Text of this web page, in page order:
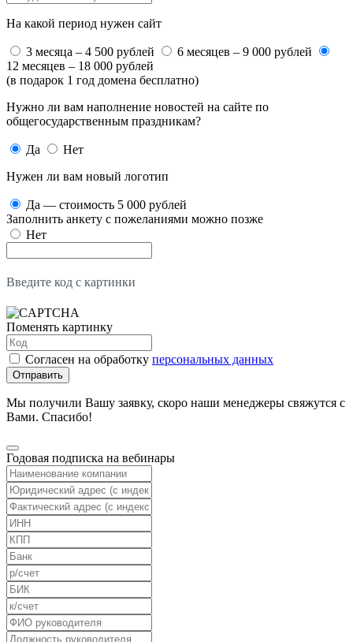
На какой период нужен сайт
3 месяца – 4 500 рублей
6 месяцев – 9 000 рублей
12 месяцев – 18 000 рублей
(в подарок 1 год домена бесплатно)
Нужно ли вам наполнение новостей на сайте по
общегосударственным праздникам?
Да
Нет
Нужен ли вам новый логотип
Да — стоимость 5 000 рублей
Заполнить анкету с пожеланиями можно позже
Нет
Введите код с картинки
Поменять картинку
Согласен на обработку персональных данных
Отправить
Мы получили Вашу заявку, скоро наши менеджеры свяжутся с
Вами. Спасибо!
Годовая подписка на вебинары